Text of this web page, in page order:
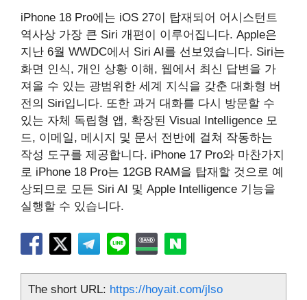
iPhone 18 Pro에는 iOS 27이 탑재되어 어시스턴트
역사상 가장 큰 Siri 개편이 이루어집니다. Apple은
지난 6월 WWDC에서 Siri AI를 선보였습니다. Siri는
화면 인식, 개인 상황 이해, 웹에서 최신 답변을 가
져올 수 있는 광범위한 세계 지식을 갖춘 대화형 버
전의 Siri입니다. 또한 과거 대화를 다시 방문할 수
있는 자체 독립형 앱, 확장된 Visual Intelligence 모
드, 이메일, 메시지 및 문서 전반에 걸쳐 작동하는
작성 도구를 제공합니다. iPhone 17 Pro와 마찬가지
로 iPhone 18 Pro는 12GB RAM을 탑재할 것으로 예
상되므로 모든 Siri AI 및 Apple Intelligence 기능을
실행할 수 있습니다.
The short URL: https://hoyait.com/jlso